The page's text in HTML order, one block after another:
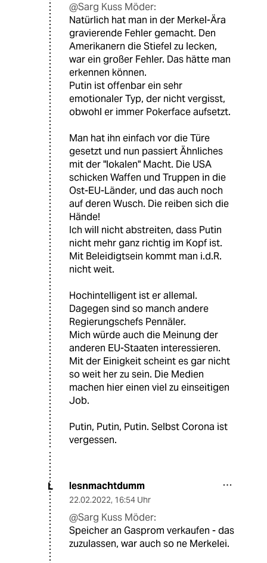
@Sarg Kuss Möder:
Natürlich hat man in der Merkel-Ära
gravierende Fehler gemacht. Den
Amerikanern die Stiefel zu lecken,
war ein großer Fehler. Das hätte man
erkennen können.
Putin ist offenbar ein sehr
emotionaler Typ, der nicht vergisst,
obwohl er immer Pokerface aufsetzt.
Man hat ihn einfach vor die Türe
gesetzt und nun passiert Ähnliches
mit der "lokalen" Macht. Die USA
schicken Waffen und Truppen in die
Ost-EU-Länder, und das auch noch
auf deren Wusch. Die reiben sich die
Hände!
Ich will nicht abstreiten, dass Putin
nicht mehr ganz richtig im Kopf ist.
Mit Beleidigtsein kommt man i.d.R.
nicht weit.
Hochintelligent ist er allemal.
Dagegen sind so manch andere
Regierungschefs Pennäler.
Mich würde auch die Meinung der
anderen EU-Staaten interessieren.
Mit der Einigkeit scheint es gar nicht
so weit her zu sein. Die Medien
machen hier einen viel zu einseitigen
Job.
Putin, Putin, Putin. Selbst Corona ist
vergessen.
L lesnmachtdumm
22.02.2022, 16:54 Uhr
@Sarg Kuss Möder:
Speicher an Gasprom verkaufen - das
zuzulassen, war auch so ne Merkelei.